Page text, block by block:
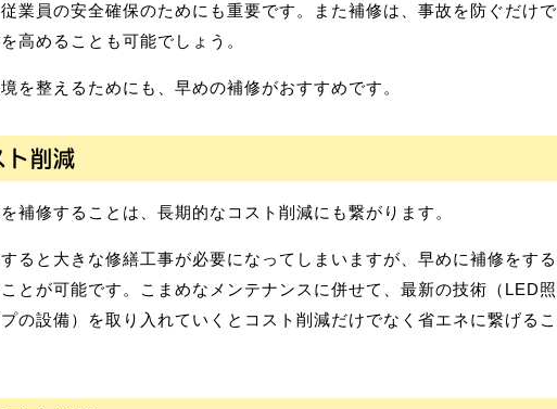
業員の安全確保のためにも重要です。また補修は、事故を防ぐだけで
高めることも可能でしょう。
を整えるためにも、早めの補修がおすすめです。
ト削減
補修することは、長期的なコスト削減にも繋がります。
ると大きな修繕工事が必要になってしまいますが、早めに補修をする
とが可能です。こまめなメンテナンスに併せて、最新の技術（LED照
の設備）を取り入れていくとコスト削減だけでなく省エネに繋げるこ